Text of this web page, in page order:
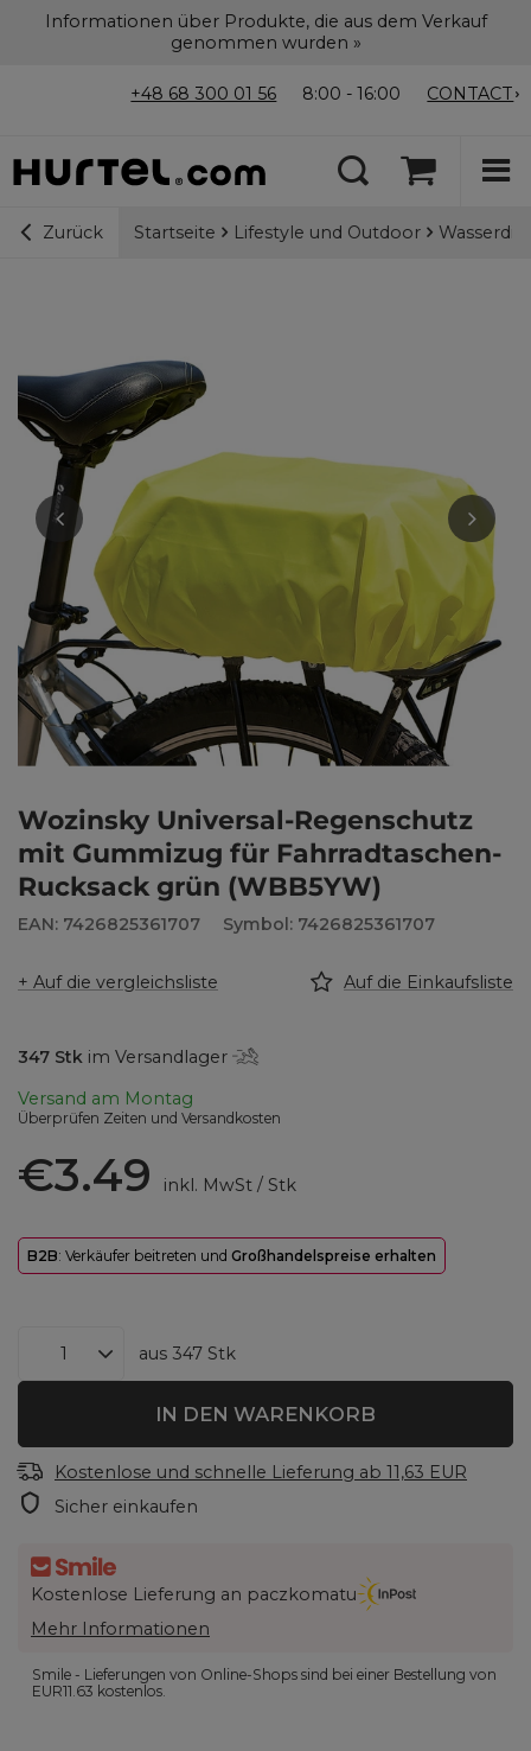
Informationen über Produkte, die aus dem Verkauf
genommen wurden »
+48 68 300 01 56 8:00 - 16:00 CONTACT
Zurück Startseite Lifestyle und Outdoor
Wozinsky Universal-Regenschutz
mit Gummizug für Fahrradtaschen-
Rucksack grün (WBB5YW)
EAN: 7426825361707 Symbol: 7426825361707
+ Auf die vergleichsliste Auf die Einkaufsliste
347 Stk im Versandlager
Versand am Montag
Überprüfen Zeiten und Versandkosten
€3.49 inkl. MwSt/ Stk
B2B: Verkäufer beitreten und Großhandelspreise erhalten
aus 347 Stk
IN DEN WARENKORB
Kostenlose und schnelle Lieferung ab 11,63 EUR
Sicher einkaufen
Kostenlose Lieferung an paczkomatu
Mehr Informationen
Smile - Lieferungen von Online-Shops sind bei einer Bestellung von
EUR11.63 kostenlos.